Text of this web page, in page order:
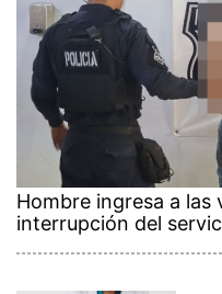
Hombre ingresa a
interrupción del